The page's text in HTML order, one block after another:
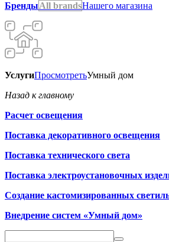
БрендыAll brandsНашего магазина
УслугиПросмотретьУмный дом
Назад к главному
Расчет освещения
Поставка декоративного освещения
Поставка технического света
Поставка электроустановочных
Создание кастомизированных
Внедрение систем «Умный дом»